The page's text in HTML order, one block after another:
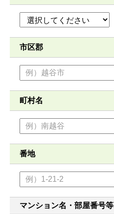
市区郡
町村名
番地
マンション名・部屋番号等